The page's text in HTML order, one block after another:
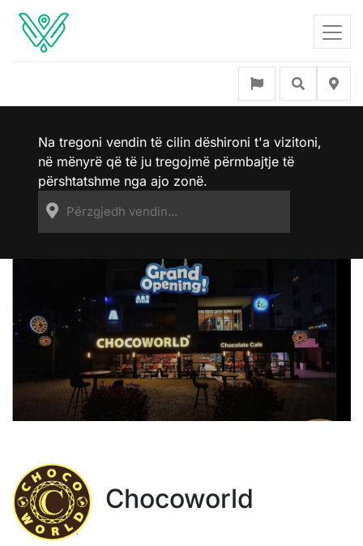
Na tregoni vendin të cilin dëshironi t'a vizitoni,
në mënyrë që të ju tregojmë përmbajtje të
përshtatshme nga ajo zonë.
Chocoworld